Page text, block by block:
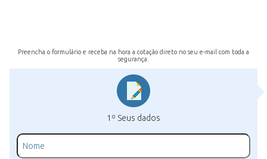
Preencha o formulário e receba na hora a cotação direto no seu e-mail com toda a
segurança.
1º Seus dados